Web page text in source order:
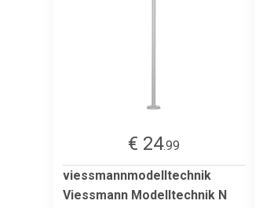
€ 24.99
viessmannmodelltechnik
Viessmann Modelltechnik N